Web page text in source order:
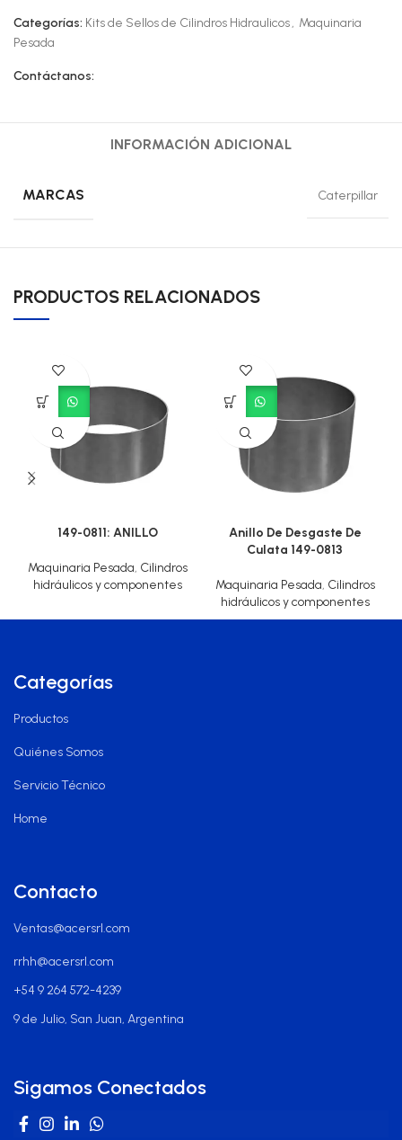
Categorías: Kits de Sellos de Cilindros Hidraulicos, Maquinaria
Pesada
Contáctanos:
INFORMACIÓN ADICIONAL
MARCAS Caterpillar
PRODUCTOS RELACIONADOS
149-0811: ANILLO
Maquinaria Pesada, Cilindros
hidráulicos y componentes
Anillo De Desgaste De
Culata 149-0813
Maquinaria Pesada, Cilindros
hidráulicos y componentes
Categorías
Productos
Quiénes Somos
Servicio Técnico
Home
Contacto
Ventas@acersrl.com
rrhh@acersrl.com
+54 9 264 572-4239
9 de Julio, San Juan, Argentina
Sigamos Conectados